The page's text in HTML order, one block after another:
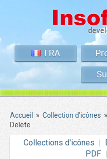
FRA
Accueil » Collection d'icônes »
Delete
Collections d'icônes
PDF